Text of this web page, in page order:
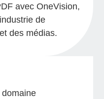
avec OneVision,
de
des médias.